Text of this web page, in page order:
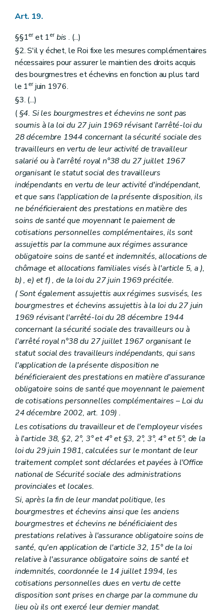
Art. 247
Art. 249
Art. 250
Art. 251
Chapitre II
De l'équilibre budgétaire
Art. 252 et 253
Art. 254
Chapitre III
Art. 256
Art. 257
Art. 257 bis
Art. 258
Chapitre IV Des recettes communales
Art. 259 et 260
Chapitre V (Des régies communales et des régies communales autonomes
Art. 261
Art. 262 à 263novies
Art. 263decies
Titre VII De la tutelle
Chapitre premier Dispositions générales
Art. 264
Art. 265
Art. 266
Chapitre II (Dispositions relatives à la tutelle sur certains actes des autorités communales de Comines-Warneton et de Fourons
Art. 267
Art. 268
Art. 269
Titre VIII Des actions judiciaires
Art. 270
Art. 271
Art. 271 biset 271ter
Titre IX Des délimitations
Art. 272 et 273
Titre X De la voirie communale
Art. 274
Titre XI Du nom
Art. 275
Titre XII Des établissements publics
Art. 276 à 278
Titre XIII Dispositions particulières relatives aux communes de la Région de Bruxelles-Capitale
Art. 279
Art. 280
Art. 280bis
Titre XIV Du régime disciplinaire
Chapitre premier Du champ d'application
Art. 281
Chapitre II Des faits répréhensibles
Art. 282
Chapitre III Des sanctions disciplinaires
Art. 283 à 286
Chapitre IV De l'autorité compétente
Section première Dispositions générales
Art. 287
Art. 288
Section 2 Dispositions relatives à la police
Art. s 289 à 297
Section 3
Disposition relative au receveur régional
Art. 298
Chapitre V De la procédure
Art. 299 à 308
Chapitre VI De la radiation de la sanction disciplinaire
Art. 19.
§§1eret 1er bis . (...)
§2. S'il y échet, le Roi fixe les mesures complémentaires
nécessaires pour assurer le maintien des droits acquis
des bourgmestres et échevins en fonction au plus tard
le 1erjuin 1976.
§3. (...)
( §4. Si les bourgmestres et échevins ne sont pas
soumis à la loi du 27 juin 1969 révisant l'arrêté-loi du
28 décembre 1944 concernant la sécurité sociale des
travailleurs en vertu de leur activité de travailleur
salarié ou à l'arrêté royal n°38 du 27 juillet 1967
organisant le statut social des travailleurs
indépendants en vertu de leur activité d'indépendant,
et que sans l'application de la présente disposition, ils
ne bénéficieraient des prestations en matière des
soins de santé que moyennant le paiement de
cotisations personnelles complémentaires, ils sont
assujettis par la commune aux régimes assurance
obligatoire soins de santé et indemnités, allocations de
chômage et allocations familiales visés à l'article 5,a),
b),e) etf), de la loi du 27 juin 1969 précitée.
(Sont également assujettis aux régimes susvisés, les
bourgmestres et échevins assujettis à la loi du 27 juin
1969 révisant l'arrêté-loi du 28 décembre 1944
concernant la sécurité sociale des travailleurs ou à
l'arrêté royal n°38 du 27 juillet 1967 organisant le
statut social des travailleurs indépendants, qui sans
l'application de la présente disposition ne
bénéficieraient des prestations en matière d'assurance
obligatoire soins de santé que moyennant le paiement
de cotisations personnelles complémentaires – Loi du
24 décembre 2002, art. 109) .
Les cotisations du travailleur et de l'employeur visées
à l'article 38, §2, 2°, 3° et 4° et §3, 2°, 3°, 4° et 5°, de la
loi du 29 juin 1981, calculées sur le montant de leur
traitement complet sont déclarées et payées à l'Office
national de Sécurité sociale des administrations
provinciales et locales.
Si, après la fin de leur mandat politique, les
bourgmestres et échevins ainsi que les anciens
bourgmestres et échevins ne bénéficiaient des
prestations relatives à l'assurance obligatoire soins de
santé, qu'en application de l'article 32, 15° de la loi
relative à l'assurance obligatoire soins de santé et
indemnités, coordonnée le 14 juillet 1994, les
cotisations personnelles dues en vertu de cette
disposition sont prises en charge par la commune du
lieu où ils ont exercé leur dernier mandat.